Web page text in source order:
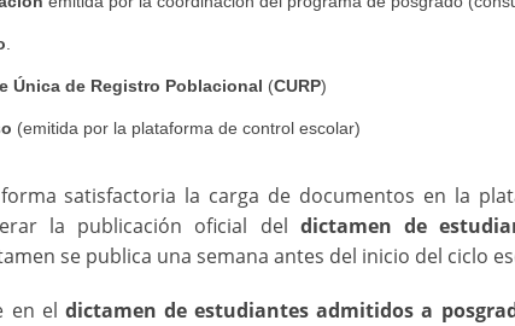
.
Única de Registro Poblacional (CURP)
(emitida por la plataforma de control escolar)
satisfactoria la carga de documentos en la
la publicación oficial del dictamen de
se publica una semana antes del inicio del ciclo
en el dictamen de estudiantes admitidos a